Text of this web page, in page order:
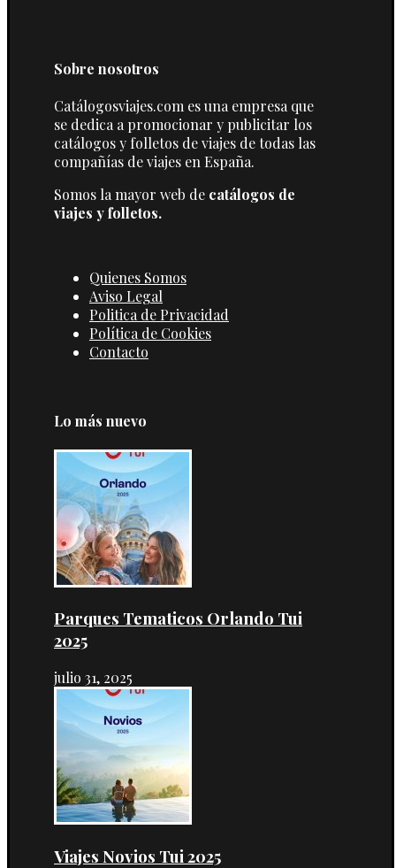
Sobre nosotros
Catálogosviajes.com es una empresa que
se dedica a promocionar y publicitar los
catálogos y folletos de viajes de todas las
compañías de viajes en España.
Somos la mayor web de catálogos de
viajes y folletos.
Quienes Somos
Aviso Legal
Politica de Privacidad
Política de Cookies
Contacto
Lo más nuevo
Parques Tematicos Orlando Tui
2025
julio 31, 2025
Viajes Novios Tui 2025